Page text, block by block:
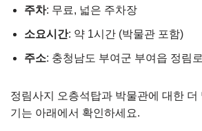
주차: 무료, 넓은 주차장
소요시간: 약 1시간 (박물관 포함)
주소: 충청남도 부여군 부여읍 정림
정림사지 오층석탑과 박물관에 대한 더
기는 아래에서 확인하세요.